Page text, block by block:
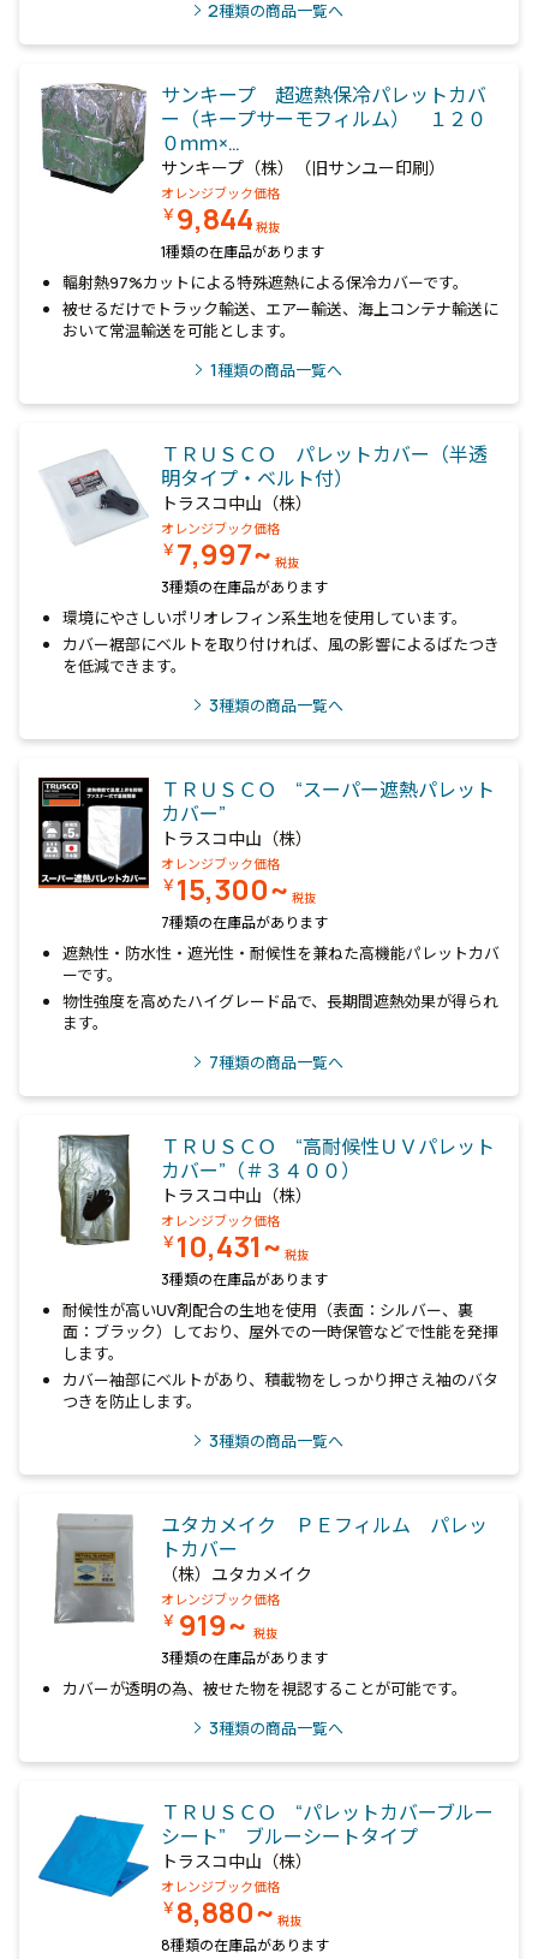
2種類の商品一覧へ
サンキープ 超遮熱保冷パレットカバ
ー（キープサーモフィルム） １２０
０ｍｍ×…
サンキープ（株）（旧サンユー印刷）
オレンジブック価格
￥9,844 税抜
1種類の在庫品があります
輻射熱97%カットによる特殊遮熱による保冷カバーです。
被せるだけでトラック輸送、エアー輸送、海上コンテナ輸送に
おいて常温輸送を可能とします。
1種類の商品一覧へ
ＴＲＵＳＣＯ パレットカバー（半透
明タイプ・ベルト付）
トラスコ中山（株）
オレンジブック価格
￥7,997~ 税抜
3種類の在庫品があります
環境にやさしいポリオレフィン系生地を使用しています。
カバー裾部にベルトを取り付ければ、風の影響によるばたつき
を低減できます。
3種類の商品一覧へ
ＴＲＵＳＣＯ “スーパー遮熱パレット
カバー”
トラスコ中山（株）
オレンジブック価格
￥15,300~ 税抜
7種類の在庫品があります
遮熱性・防水性・遮光性・耐候性を兼ねた高機能パレットカバ
ーです。
物性強度を高めたハイグレード品で、長期間遮熱効果が得られ
ます。
7種類の商品一覧へ
ＴＲＵＳＣＯ “高耐候性ＵＶパレット
カバー”（＃３４００）
トラスコ中山（株）
オレンジブック価格
￥10,431~ 税抜
3種類の在庫品があります
耐候性が高いUV剤配合の生地を使用（表面：シルバー、裏
面：ブラック）しており、屋外での一時保管などで性能を発揮
します。
カバー袖部にベルトがあり、積載物をしっかり押さえ袖のバタ
つきを防止します。
3種類の商品一覧へ
ユタカメイク ＰＥフィルム パレッ
トカバー
（株）ユタカメイク
オレンジブック価格
￥ 919~ 税抜
3種類の在庫品があります
カバーが透明の為、被せた物を視認することが可能です。
3種類の商品一覧へ
ＴＲＵＳＣＯ “パレットカバーブルー
シート” ブルーシートタイプ
トラスコ中山（株）
オレンジブック価格
￥8,880~ 税抜
8種類の在庫品があります